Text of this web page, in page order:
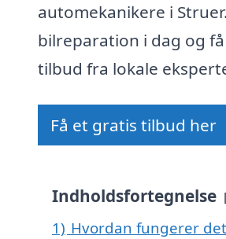
automekanikere i
bilreparation i dag og
tilbud fra lokale
Få et gratis tilbud her
Indholdsfortegnelse
1) Hvordan fungerer